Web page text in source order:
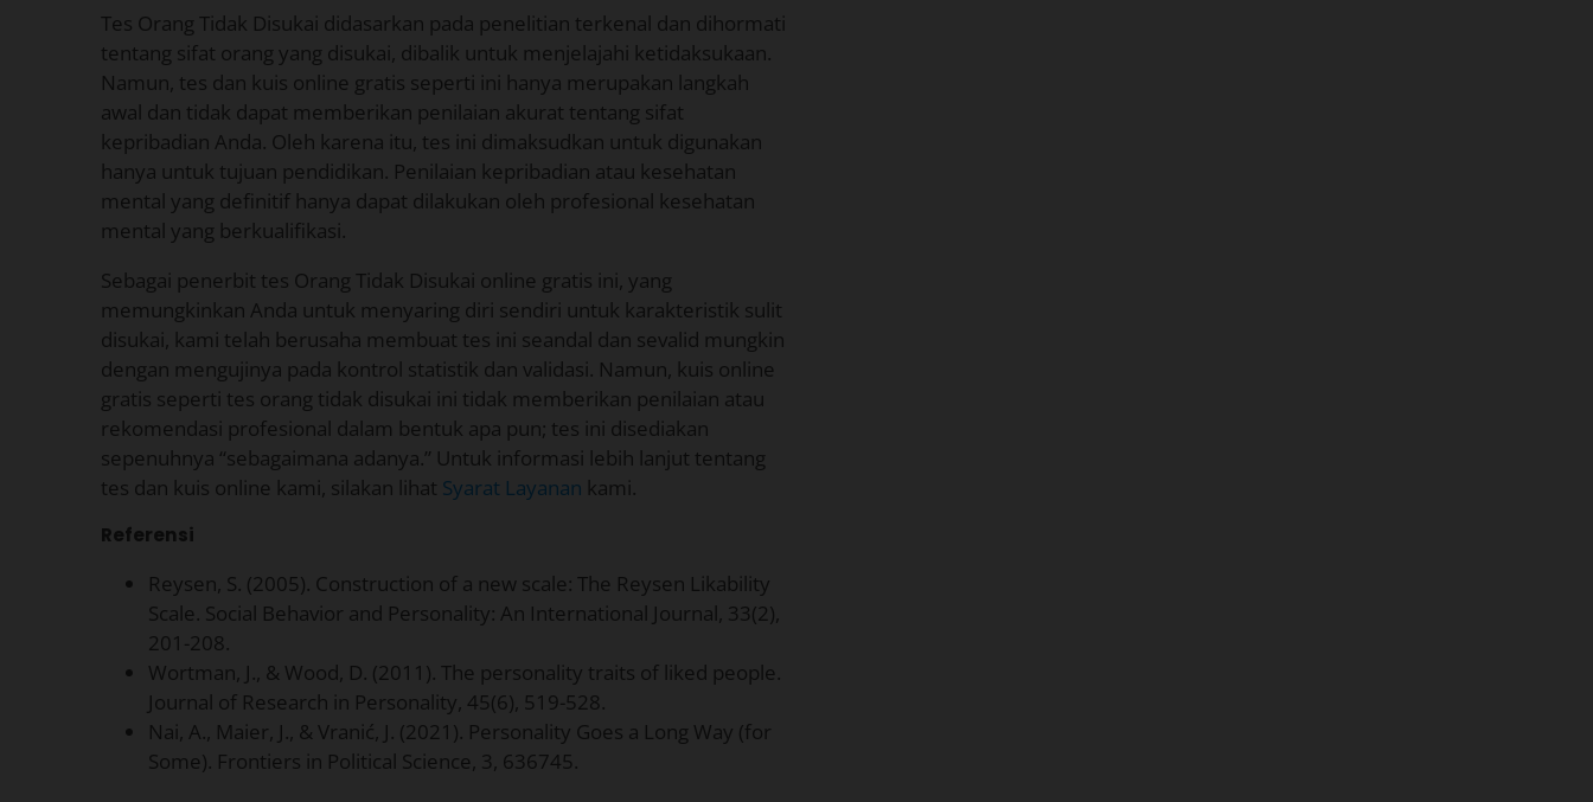
Tes Orang Tidak Disukai didasarkan pada penelitian terkenal dan dihormati
tentang sifat orang yang disukai, dibalik untuk menjelajahi ketidaksukaan.
Namun, tes dan kuis online gratis seperti ini hanya merupakan langkah
awal dan tidak dapat memberikan penilaian akurat tentang sifat
kepribadian Anda. Oleh karena itu, tes ini dimaksudkan untuk digunakan
hanya untuk tujuan pendidikan. Penilaian kepribadian atau kesehatan
mental yang definitif hanya dapat dilakukan oleh profesional kesehatan
mental yang berkualifikasi.
Sebagai penerbit tes Orang Tidak Disukai online gratis ini, yang
memungkinkan Anda untuk menyaring diri sendiri untuk karakteristik sulit
disukai, kami telah berusaha membuat tes ini seandal dan sevalid mungkin
dengan mengujinya pada kontrol statistik dan validasi. Namun, kuis online
gratis seperti tes orang tidak disukai ini tidak memberikan penilaian atau
rekomendasi profesional dalam bentuk apa pun; tes ini disediakan
sepenuhnya “sebagaimana adanya.” Untuk informasi lebih lanjut tentang
tes dan kuis online kami, silakan lihat Syarat Layanan kami.
Referensi
Reysen, S. (2005). Construction of a new scale: The Reysen Likability
Scale. Social Behavior and Personality: An International Journal, 33(2),
201-208.
Wortman, J., & Wood, D. (2011). The personality traits of liked people.
Journal of Research in Personality, 45(6), 519-528.
Nai, A., Maier, J., & Vranić, J. (2021). Personality Goes a Long Way (for
Some). Frontiers in Political Science, 3, 636745.